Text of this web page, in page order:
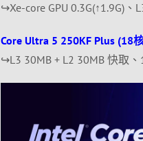
↪Xe-core GPU 0.3G(↑1.9G)、
Core Ultra 5 250KF Plus (18
↪L3 30MB + L2 30MB 快取、